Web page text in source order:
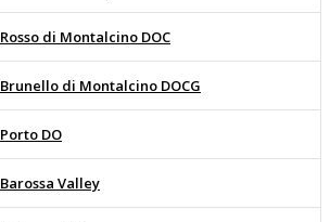
Rosso di Montalcino DOC
Brunello di Montalcino DOCG
Porto DO
Barossa Valley